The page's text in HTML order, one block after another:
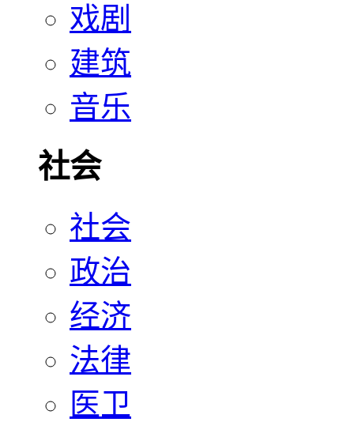
戏剧
建筑
音乐
社会
社会
政治
经济
法律
医卫